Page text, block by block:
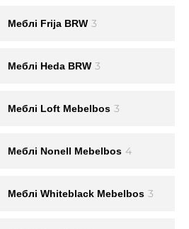
Меблі Frija BRW 3
Меблі Heda BRW 3
Меблі Loft Mebelbos 3
Меблі Nonell Mebelbos 4
Меблі Whiteblack Mebelbos 3